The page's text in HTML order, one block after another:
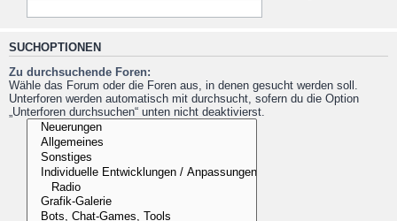
SUCHOPTIONEN
Zu durchsuchende Foren:
Wähle das Forum oder die Foren aus, in denen gesucht werden soll.
Unterforen werden automatisch mit durchsucht, sofern du die Option
„Unterforen durchsuchen“ unten nicht deaktivierst.